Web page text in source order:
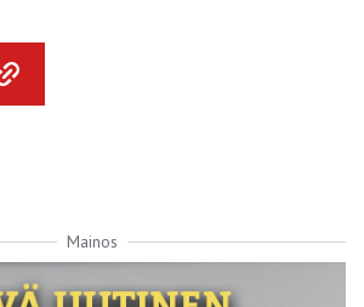
Mainos